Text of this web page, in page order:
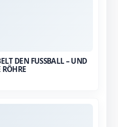
DEN FUSSBALL – UND D